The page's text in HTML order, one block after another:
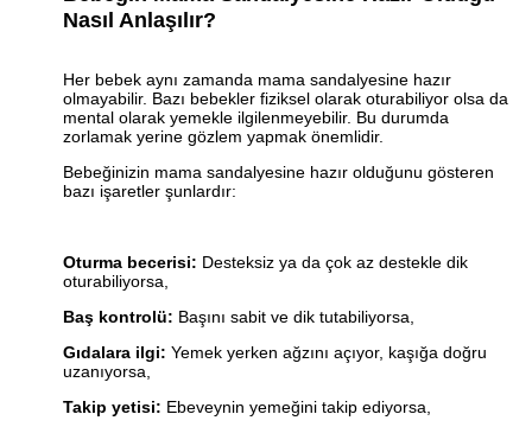
Nasıl Anlaşılır?
Her bebek aynı zamanda mama sandalyesine hazır
olmayabilir. Bazı bebekler fiziksel olarak oturabiliyor olsa da
mental olarak yemekle ilgilenmeyebilir. Bu durumda
zorlamak yerine gözlem yapmak önemlidir.
Bebeğinizin mama sandalyesine hazır olduğunu gösteren
bazı işaretler şunlardır:
Oturma becerisi: Desteksiz ya da çok az destekle dik
oturabiliyorsa,
Baş kontrolü: Başını sabit ve dik tutabiliyorsa,
Gıdalara ilgi: Yemek yerken ağzını açıyor, kaşığa doğru
uzanıyorsa,
Takip yetisi: Ebeveynin yemeğini takip ediyorsa,